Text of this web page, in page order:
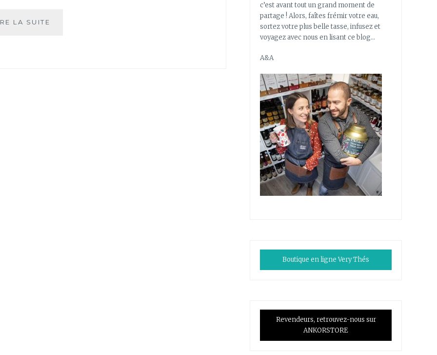
LA SUITE
c’est avant tout un grand moment de
partage ! Alors, faîtes frémir votre eau,
sortez votre plus belle tasse, infusez et
voyagez avec nous en lisant ce blog…
A&A
Boutique en ligne Very Thés
Revendeurs, retrouvez-nous sur
ANKORSTORE